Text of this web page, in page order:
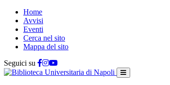
Home
Avvisi
Eventi
Cerca nel sito
Mappa del sito
Seguici su